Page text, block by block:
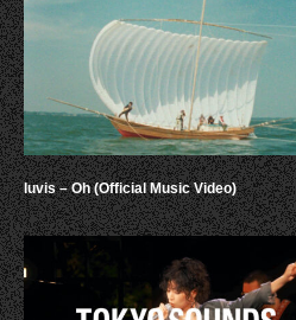
luvis – Oh (Official Music Video)